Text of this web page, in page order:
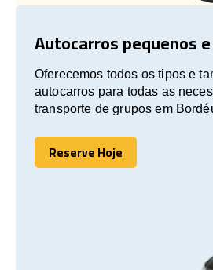
Autocarros pequenos
Oferecemos todos os tipos e
autocarros para todas as
transporte de grupos em
Reserve Hoje
Reserve Hoje